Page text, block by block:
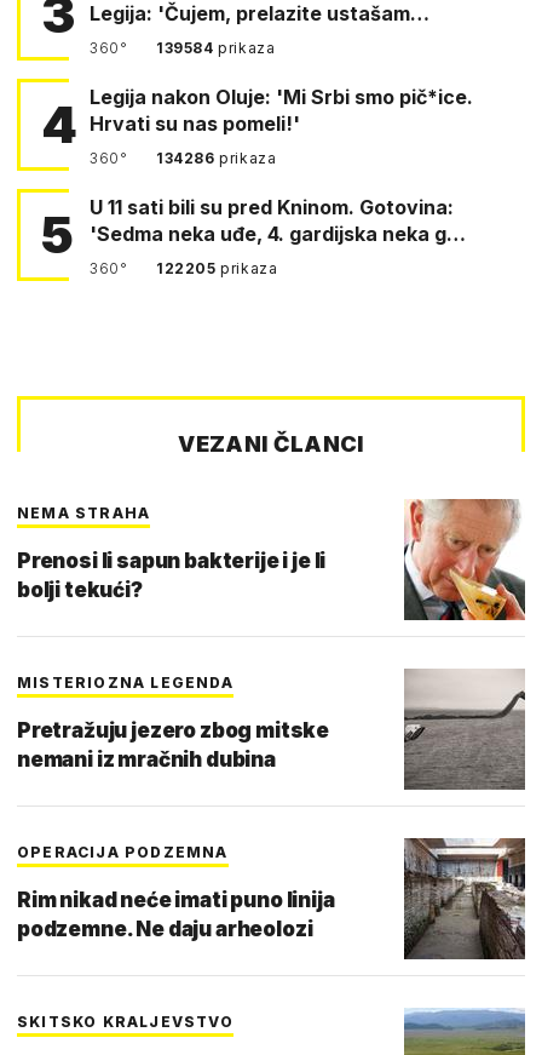
3 Legija: 'Čujem, prelazite ustašam…
360° 139584prikaza
4 Legija nakon Oluje: 'Mi Srbi smo pič*ice.
Hrvati su nas pomeli!'
360° 134286prikaza
5
U 11 sati bili su pred Kninom. Gotovina:
'Sedma neka uđe, 4. gardijska neka g…
360° 122205prikaza
VEZANI ČLANCI
NEMA STRAHA
Prenosi li sapun bakterije i je li
bolji tekući?
MISTERIOZNA LEGENDA
Pretražuju jezero zbog mitske
nemani iz mračnih dubina
OPERACIJA PODZEMNA
Rim nikad neće imati puno linija
podzemne. Ne daju arheolozi
SKITSKO KRALJEVSTVO